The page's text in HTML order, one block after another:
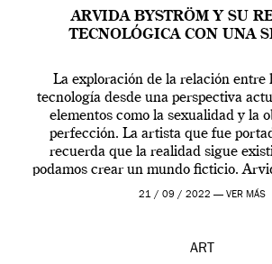
ARVIDA BYSTRÖM Y SU
TECNOLÓGICA CON UNA
La exploración de la relación entre
tecnología desde una perspectiva
elementos como la sexualidad y la
perfección. La artista que fue
recuerda que la realidad sigue
podamos crear un mundo ficticio.
que los humanos tienen un
21 / 09 / 2022 — VER MÁS
ART